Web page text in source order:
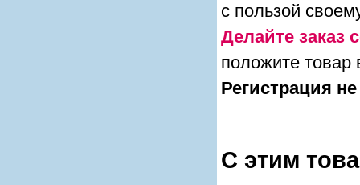
с пользой
Делайте заказ
положите товар
Регистрация
С этим